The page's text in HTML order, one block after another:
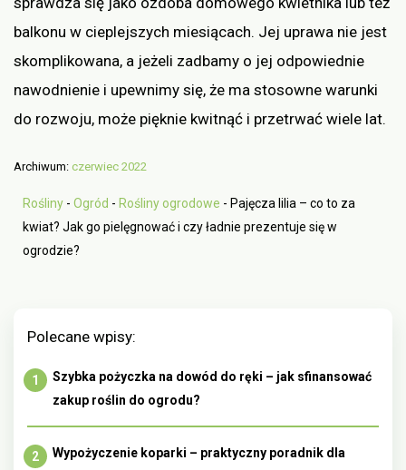
balkonu w cieplejszych miesiącach. Jej uprawa nie jest
skomplikowana, a jeżeli zadbamy o jej odpowiednie
nawodnienie i upewnimy się, że ma stosowne warunki
do rozwoju, może pięknie kwitnąć i przetrwać wiele lat.
Archiwum: czerwiec 2022
Rośliny - Ogród - Rośliny ogrodowe - Pajęcza lilia – co to za
kwiat? Jak go pielęgnować i czy ładnie prezentuje się w
ogrodzie?
Polecane wpisy:
Szybka pożyczka na dowód do ręki – jak sfinansować
zakup roślin do ogrodu?
Wypożyczenie koparki – praktyczny poradnik dla